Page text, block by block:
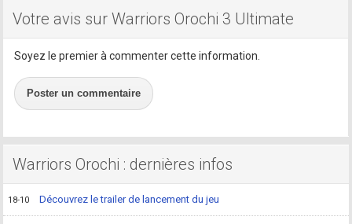
Votre avis sur Warriors Orochi 3 Ultimate
Soyez le premier à commenter cette information.
Poster un commentaire
Warriors Orochi : dernières infos
18-10 Découvrez le trailer de lancement du jeu